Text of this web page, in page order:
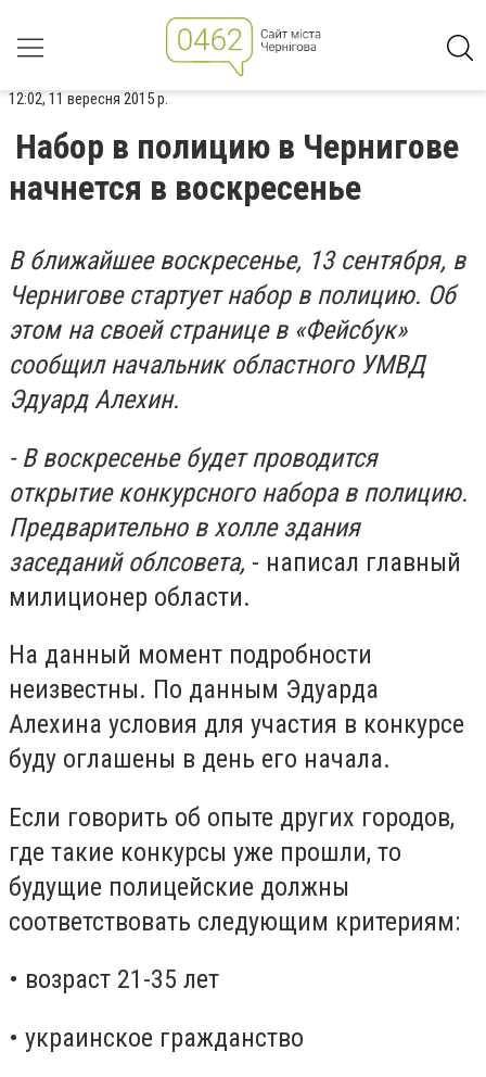
12:02, 11 вересня 2015 р.
Набор в полицию в Чернигове
начнется в воскресенье
В ближайшее воскресенье, 13 сентября, в
Чернигове стартует набор в полицию. Об
этом на своей странице в «Фейсбук»
сообщил начальник областного УМВД
Эдуард Алехин.
- В воскресенье будет проводится
открытие конкурсного набора в полицию.
Предварительно в холле здания
заседаний облсовета, - написал главный
милиционер области.
На данный момент подробности
неизвестны. По данным Эдуарда
Алехина условия для участия в конкурсе
буду оглашены в день его начала.
Если говорить об опыте других городов,
где такие конкурсы уже прошли, то
будущие полицейские должны
соответствовать следующим критериям:
• возраст 21-35 лет
• украинское гражданство